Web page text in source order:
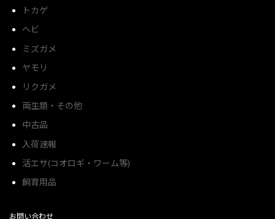
トカゲ
ヘビ
ミズガメ
ヤモリ
リクガメ
両生類・その他
中古品
入荷速報
活エサ(コオロギ・ワーム等)
飼育用品
お問い合わせ